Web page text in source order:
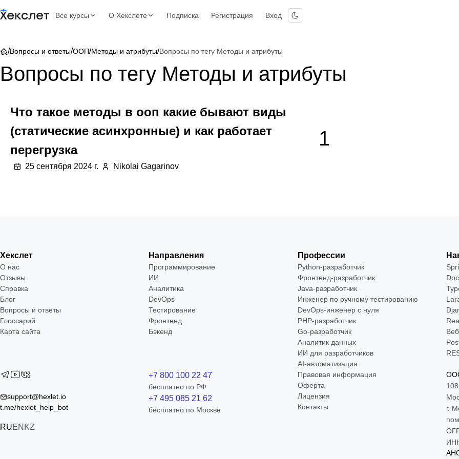
Все курсы О Хекслете Подписка Регистрация Вход
/Вопросы и ответы/ООП/Методы и атрибуты/Вопросы по тегу Методы и атрибуты
Вопросы по тегу Методы и атрибуты
Что такое методы в ооп какие бывают виды
(статические асинхронные) и как работает
перегрузка
25 сентября 2024 г. Nikolai Gagarinov
1
Хекслет
О нас
Отзывы
Справка
Блог
Вопросы и ответы
Глоссарий
Карта сайта
Направления
Программирование
ИИ
Аналитика
DevOps
Тестирование
Фронтенд
Бэкенд
Профессии
Python-разработчик
Фронтенд-разработчик
Java-разработчик
Инженер по ручному тестированию
DevOps-инженер с нуля
РНР-разработчик
Go-разработчик
Аналитик данных
ИИ для разработчиков
AI-автоматизация
support@hexlet.io
t.me/hexlet_help_bot
RUEN KZ
+7 800 100 22 47
бесплатно по РФ
+7 495 085 21 62
бесплатно по Москве
Правовая информация
Оферта
Лицензия
Контакты
г.